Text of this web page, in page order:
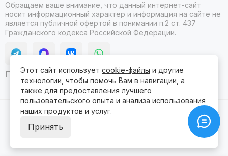
Обращаем ваше внимание, что данный интернет-сайт
носит информационный характер и информация на сайте не
является публичной офертой в понимании п.2 ст. 437
Гражданского кодекса Российской Федерации.
Продвижение сайта itb
2026 © Гидролюкс.
Сделано в
Этот сайт использует cookie-файлы и другие
технологии, чтобы помочь Вам в навигации, а
также для предоставления лучшего
пользовательского опыта и анализа использования
наших продуктов и услуг.
Принять